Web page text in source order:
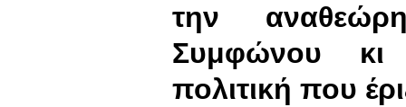
την
Συμφώνου κι
πολιτική που